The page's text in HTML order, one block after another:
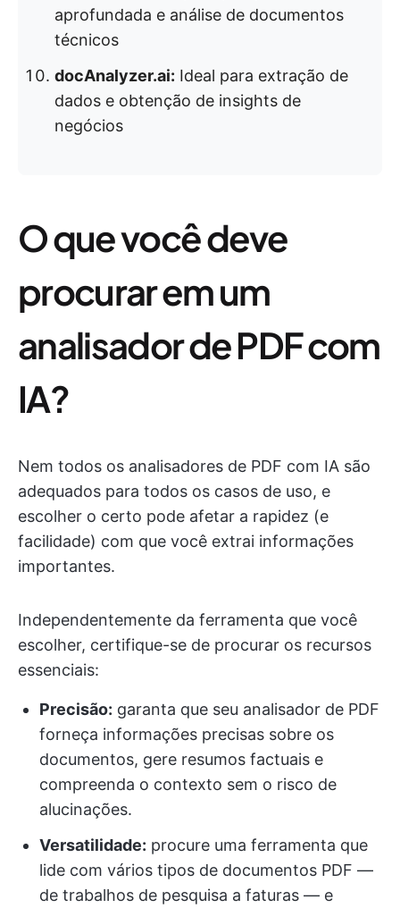
aprofundada e análise de documentos
técnicos
docAnalyzer.ai: Ideal para extração de
dados e obtenção de insights de
negócios
O que você deve
procurar em um
analisador de PDF com
IA?
Nem todos os analisadores de PDF com IA são
adequados para todos os casos de uso, e
escolher o certo pode afetar a rapidez (e
facilidade) com que você extrai informações
importantes.
Independentemente da ferramenta que você
escolher, certifique-se de procurar os recursos
essenciais:
Precisão: garanta que seu analisador de PDF
forneça informações precisas sobre os
documentos, gere resumos factuais e
compreenda o contexto sem o risco de
alucinações.
Versatilidade: procure uma ferramenta que
lide com vários tipos de documentos PDF —
de trabalhos de pesquisa a faturas — e